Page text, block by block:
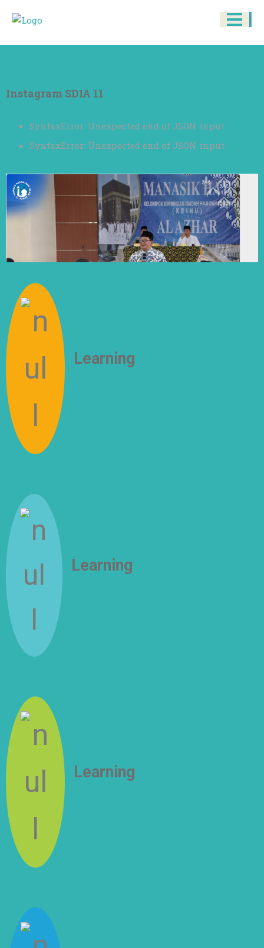
Instagram SDIA 11
SyntaxError: Unexpected end of JSON input
SyntaxError: Unexpected end of JSON input
Learning
Learning
Learning